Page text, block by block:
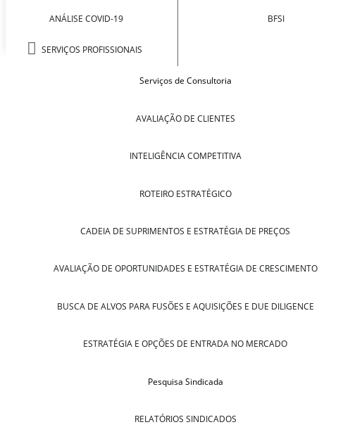
ANÁLISE COVID-19
SERVIÇOS PROFISSIONAIS
BFSI
Serviços de Consultoria
AVALIAÇÃO DE CLIENTES
INTELIGÊNCIA COMPETITIVA
ROTEIRO ESTRATÉGICO
CADEIA DE SUPRIMENTOS E ESTRATÉGIA DE PREÇOS
AVALIAÇÃO DE OPORTUNIDADES E ESTRATÉGIA DE CRESCIMENTO
BUSCA DE ALVOS PARA FUSÕES E AQUISIÇÕES E DUE DILIGENCE
ESTRATÉGIA E OPÇÕES DE ENTRADA NO MERCADO
Pesquisa Sindicada
RELATÓRIOS SINDICADOS